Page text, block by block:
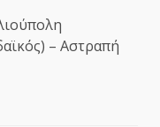
– Αστραπή